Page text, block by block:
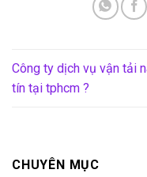
Công ty dịch vụ vận tải
tín tại tphcm ?
CHUYÊN MỤC